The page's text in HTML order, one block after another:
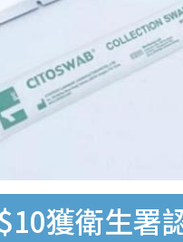
獲衛生署